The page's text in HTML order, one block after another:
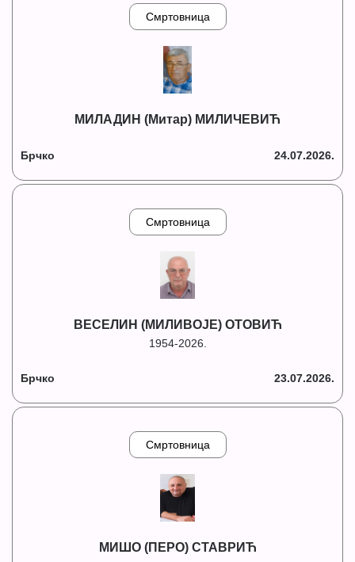
Смртовница
МИЛАДИН (Митар) МИЛИЧЕВИЋ
Брчко 24.07.2026.
Смртовница
ВЕСЕЛИН (МИЛИВОЈЕ) ОТОВИЋ
1954-2026.
Брчко 23.07.2026.
Смртовница
МИШО (ПЕРО) СТАВРИЋ